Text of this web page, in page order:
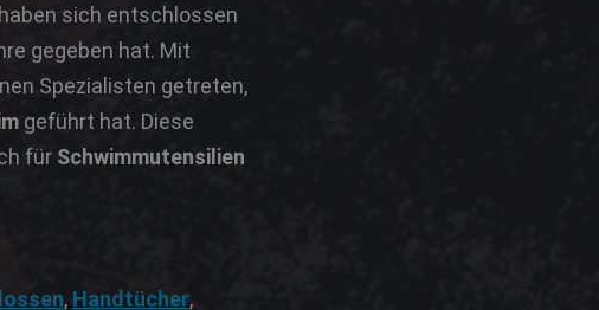
sich entschlossen
gegeben hat. Mit
Spezialisten getreten,
geführt hat. Diese
für Schwimmutensilien
, Handtücher,